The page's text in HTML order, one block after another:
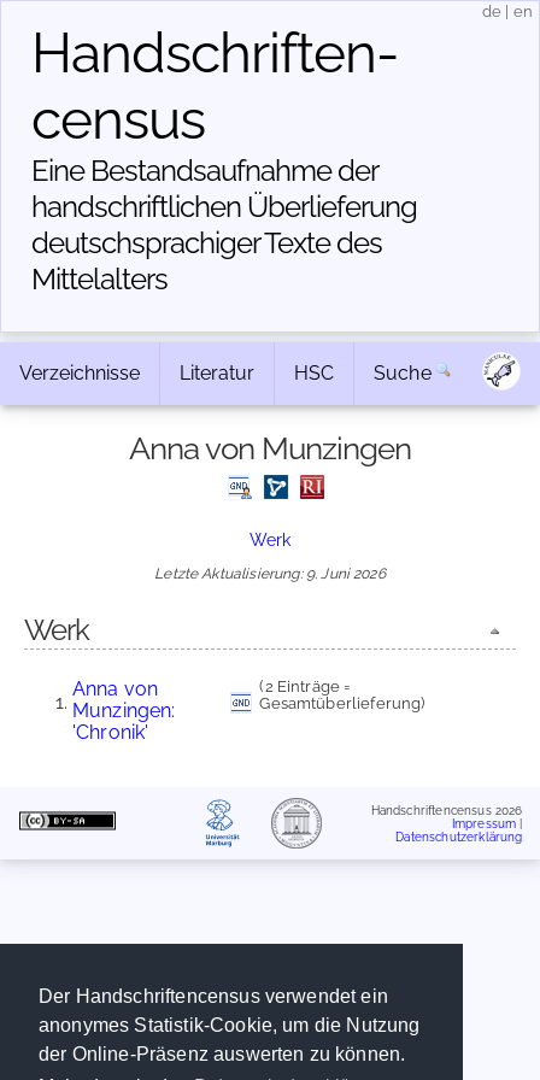
Der Handschriftencensus verwendet ein
anonymes Statistik-Cookie, um die Nutzung
der Online-Präsenz auswerten zu können.
Handschriften­
census
Eine Bestandsaufnahme der
handschriftlichen Über­lieferung
deutschsprachiger Texte des
Mittelalters
de en
Verzeichnisse Literatur HSC Suche
Anna von Munzingen
Werk
Letzte Aktualisierung: 9. Juni 2026
Werk
Anna von
Munzingen:
'Chronik'
(2 Einträge =
Gesamtüberlieferung)
Handschriftencensus 2026
Impressum
Datenschutzerklärung